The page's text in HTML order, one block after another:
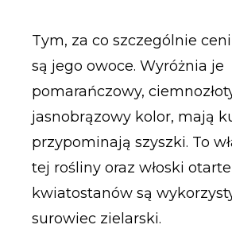
Tym, za co szczególnie
są jego owoce. Wyróżnia je
pomarańczowy,
jasnobrązowy kolor, mają
przypominają szyszki. To
tej rośliny oraz włoski
kwiatostanów są
surowiec zielarski.